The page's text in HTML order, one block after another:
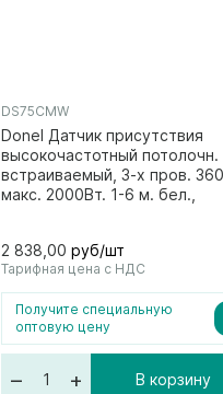
DS75CMW
Donel Датчик присутствия
высокочастотный потолочн.
встраиваемый, 3-х пров.
макс. 2000Вт. 1-6 м. бел.,
2 838,00 руб/шт
Тарифная цена с НДС
Получите специальную
оптовую цену
– + В корзину